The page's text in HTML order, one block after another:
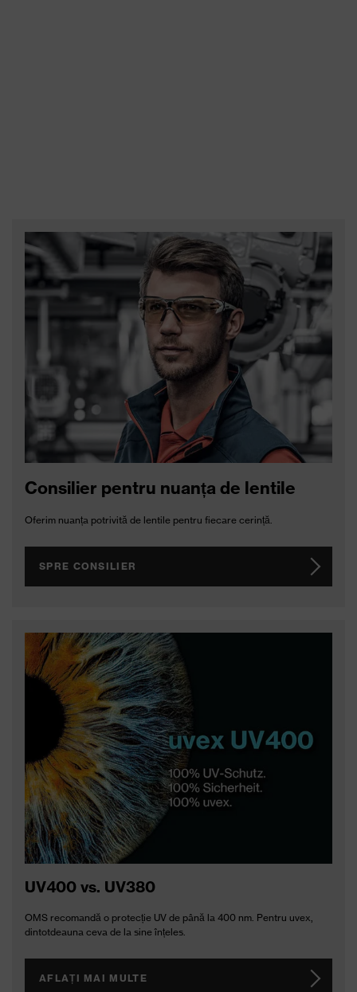
Consilier pentru nuanța de lentile
Oferim nuanța potrivită de lentile pentru fiecare cerință.
SPRE CONSILIER
UV400 vs. UV380
OMS recomandă o protecție UV de până la 400 nm. Pentru uvex,
dintotdeauna ceva de la sine înțeles.
AFLAȚI MAI MULTE